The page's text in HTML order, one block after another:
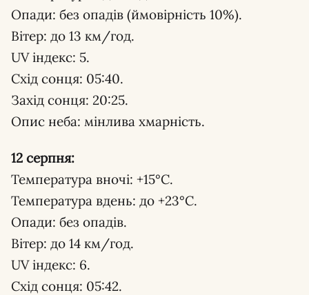
Опади: без опадів (ймовірність 10%).
Вітер: до 13 км/год.
UV індекс: 5.
Схід сонця: 05:40.
Захід сонця: 20:25.
Опис неба: мінлива хмарність.
12 серпня:
Температура вночі: +15°С.
Температура вдень: до +23°С.
Опади: без опадів.
Вітер: до 14 км/год.
UV індекс: 6.
Схід сонця: 05:42.